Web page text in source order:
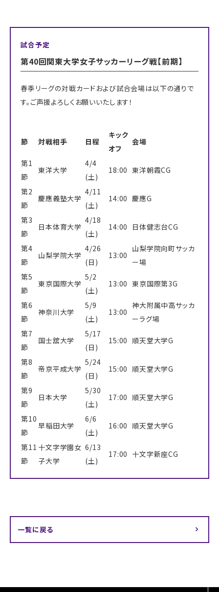
試合予定
第40回関東大学女子サッカーリーグ戦【前期】
春季リーグの対戦カードおよび試合会場は以下の通りで
す。ご声援よろしくお願いいたします！
節 対戦相手 日程
キック
オフ
会場
第1
節
東洋大学
4/4
(土)
18:00 東洋朝霞CG
第2
節
慶應義塾大学
4/11
(土)
14:00 慶應G
第3
節
日本体育大学
4/18
(土)
14:00 日体健志台CG
第4
節
山梨学院大学
4/26
(日)
13:00
山梨学院向町サッカ
ー場
第5
節
東京国際大学
5/2
(土)
13:00 東京国際第3G
第6
節
神奈川大学
5/9
(土)
13:00
神大附属中高サッカ
ーラグ場
第7
節
国士舘大学
5/17
(日)
15:00 順天堂大学G
第8
節
帝京平成大学
5/24
(日)
15:00 順天堂大学G
第9
節
日本大学
5/30
(土)
17:00 順天堂大学G
第10
節
早稲田大学
6/6
(土)
16:00 順天堂大学G
第11
節
十文字学園女
子大学
6/13
(土)
17:00 十文字新座CG
一覧に戻る